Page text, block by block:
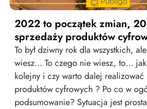
2022 to początek zmian,
sprzedaży produktów
To był dziwny rok dla wszystkich,
wiesz… To czego nie wiesz, to…
kolejny i czy warto dalej realizować
produktów cyfrowych ? Po co w
podsumowanie? Sytuacja jest